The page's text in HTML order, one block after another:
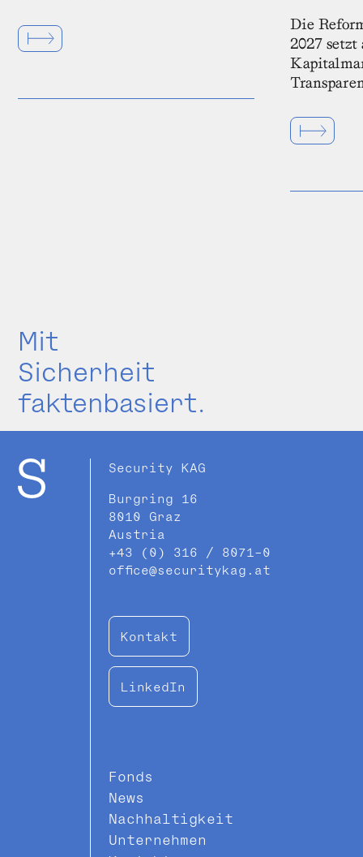
Die
2027
Mit
Sicherheit
faktenbasiert.
Security KAG
Burgring 16
8010 Graz
Austria
+43 (0) 316 / 8071-0
office@securitykag.at
Kontakt
LinkedIn
Fonds
News
Nachhaltigkeit
Unternehmen